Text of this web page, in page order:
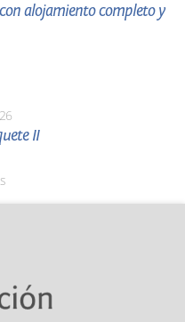
con alojamiento completo y
II